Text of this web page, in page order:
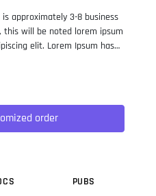
approximately 3-8 business
this will be noted lorem ipsum
elit. Lorem Ipsum has
galley of type and
the leap into electronic
unchanged. It was
release of Letraset sheets
order
S PUBS